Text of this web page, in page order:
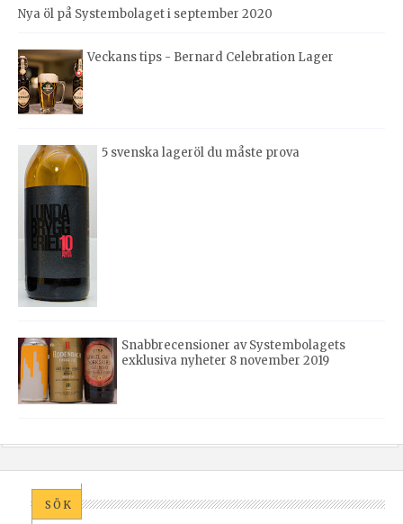
Nya öl på Systembolaget i september 2020
Veckans tips - Bernard Celebration Lager
5 svenska lageröl du måste prova
Snabbrecensioner av Systembolagets
exklusiva nyheter 8 november 2019
SÖK